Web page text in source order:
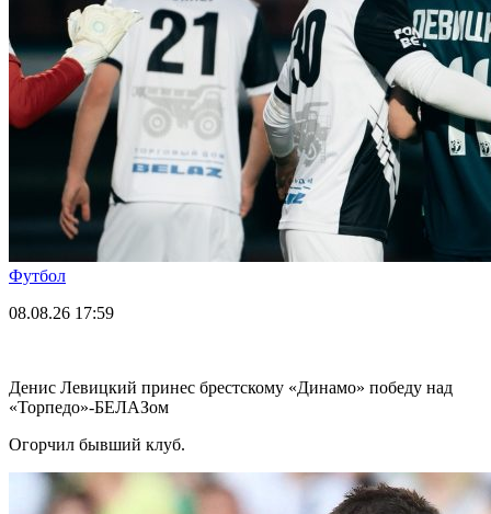
Футбол
08.08.26 17:59
Денис Левицкий принес брестскому «Динамо» победу над
«Торпедо»-БЕЛАЗом
Огорчил бывший клуб.